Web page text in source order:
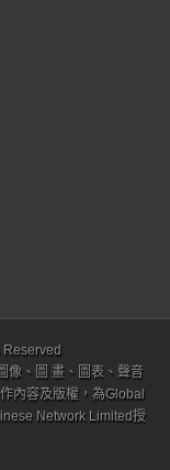
Reserved
像、圖 畫、圖表、聲音
內容及版權，為Global
Network Limited授